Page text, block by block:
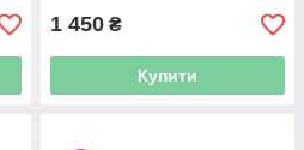
1 450 ₴
Купити